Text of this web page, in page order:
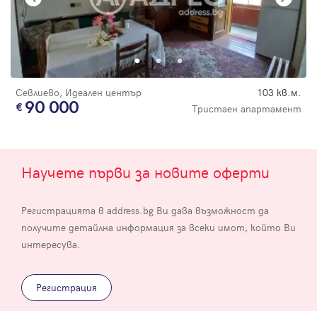
Севлиево, Идеален център 103 кв.м.
90 000 Тристаен апартамент
Научете първи за новите оферти
Регистрацията в address.bg Ви дава възможност да
получите детайлна информация за всеки имот, който Ви
интересува.
Регистрация